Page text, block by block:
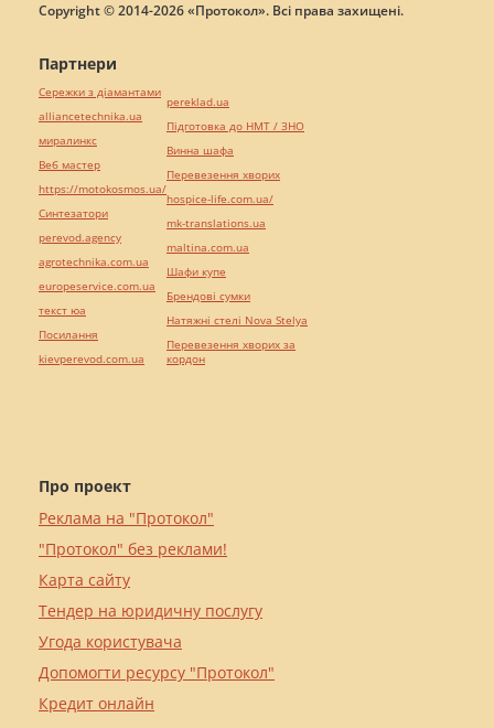
Copyright © 2014-2026 «Протокол». Всі права захищені.
Про проект
Реклама на "Протокол"
"Протокол" без реклами!
Карта сайту
Тендер на юридичну послугу
Угода користувача
Допомогти ресурсу "Протокол"
Кредит онлайн
Партнери
Сережки з діамантами
alliancetechnika.ua
миралинкс
Веб мастер
https://motokosmos.ua/
Синтезатори
perevod.agency
agrotechnika.com.ua
europeservice.com.ua
текст юа
Посилання
kievperevod.com.ua
pereklad.ua
Підготовка до НМТ / ЗНО
Винна шафа
Перевезення хворих
hospice-life.com.ua/
mk-translations.ua
maltina.com.ua
Шафи купе
Брендові сумки
Натяжні стелі Nova Stelya
Перевезення хворих за
кордон